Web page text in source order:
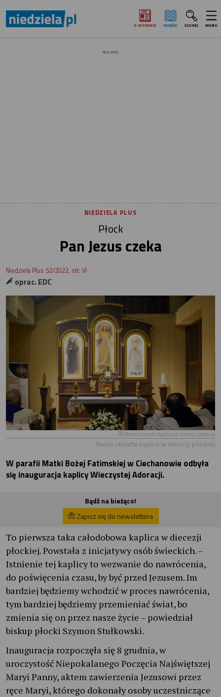
E‑WYDANIE KSIĄŻKI SZUKAJ MENU
REKLAMA
NIEDZIELA PLUS
Płock
Pan Jezus czeka
Niedziela Plus 52/2022, str. VI
oprac. EDC
Nowo otwarta kaplica w diecezji płockiej
Nowo otwarta kaplica w diecezji płockiej
W parafii Matki Bożej Fatimskiej w Ciechanowie odbyła
się inauguracja kaplicy Wieczystej Adoracji.
Bądź na bieżąco!
Zapisz się do newslettera
To pierwsza taka całodobowa kaplica w diecezji
płockiej. Powstała z inicjatywy osób świeckich. –
Istnienie tej kaplicy to wezwanie do nawrócenia,
do poświęcenia czasu, by być przed Jezusem. Im
bardziej będziemy wchodzić w proces nawrócenia,
tym bardziej będziemy przemieniać świat, bo
zmienia się on przez nasze życie – powiedział
biskup płocki Szymon Stułkowski.
Inauguracja rozpoczęła się 8 grudnia, w
uroczystość Niepokalanego Poczęcia Najświętszej
Maryi Panny, aktem zawierzenia Jezusowi przez
ręce Maryi, którego dokonały osoby uczestniczące